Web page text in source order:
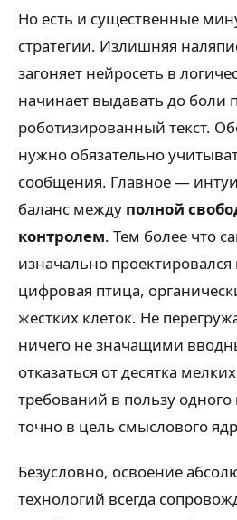
Но есть и существенные
стратегии. Излишняя
загоняет нейросеть в
начинает выдавать до боли
роботизированный текст.
нужно обязательно
сообщения. Главное —
баланс между полной
контролем. Тем более что
изначально проектировался
цифровая птица,
жёстких клеток. Не
ничего не значащими
отказаться от десятка
требований в пользу
точно в цель смыслового
Безусловно, освоение
технологий всегда